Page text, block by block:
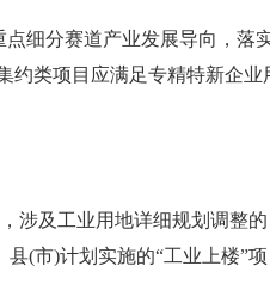
分赛道产业发展导向，落
约类项目应满足专精特新企
及工业用地详细规划调整的
(市)计划实施的“工业上楼”